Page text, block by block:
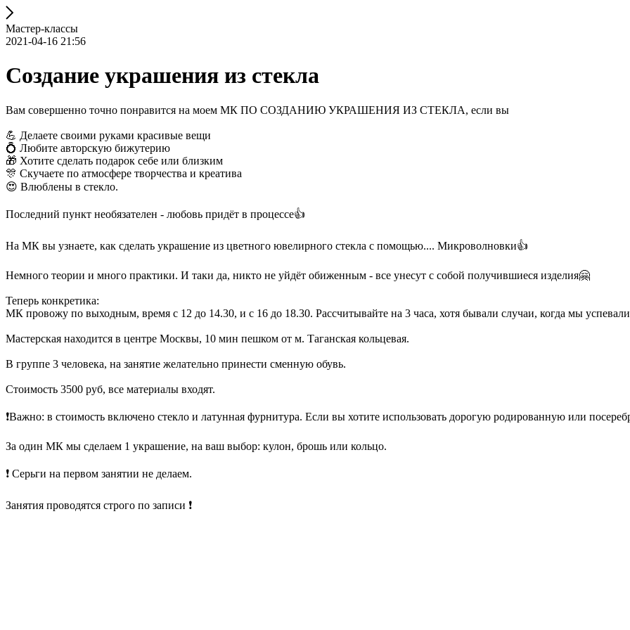
Мастер-классы
2021-04-16 21:56
Создание украшения из стекла
Вам совершенно точно понравится на моем МК ПО СОЗДАНИЮ УКРАШЕНИЯ ИЗ СТЕКЛА, если вы
💪 Делаете своими руками красивые вещи
💍 Любите авторскую бижутерию
🎁 Хотите сделать подарок себе или близким
🎊 Скучаете по атмосфере творчества и креатива
😍 Влюблены в стекло.
Последний пункт необязателен - любовь придёт в процессе👍
На МК вы узнаете, как сделать украшение из цветного ювелирного стекла с помощью.... Микроволновки👍
Немного теории и много практики. И таки да, никто не уйдёт обиженным - все унесут с собой получившиеся изделия🤗
Теперь конкретика:
МК провожу по выходным, время с 12 до 14.30, и с 16 до 18.30. Рассчитывайте на 3 часа, хотя бывали случаи, когда мы успевали
Мастерская находится в центре Москвы, 10 мин пешком от м. Таганская кольцевая.
В группе 3 человека, на занятие желательно принести сменную обувь.
Стоимость 3500 руб, все материалы входят.
❗️Важно: в стоимость включено стекло и латунная фурнитура. Если вы хотите использовать дорогую родированную или
За один МК мы сделаем 1 украшение, на ваш выбор: кулон, брошь или кольцо.
❗️ Серьги на первом занятии не делаем.
Занятия проводятся строго по записи ❗️